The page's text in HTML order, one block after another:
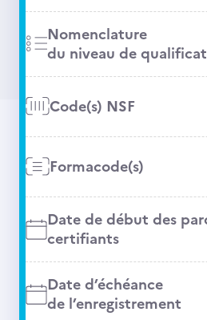
Nomenclature
du niveau de
Code(s) NSF
Formacode(s)
Date de début des
certifiants
Date d’échéance
de l’enregistrement